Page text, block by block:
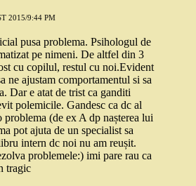
2015/9:44 PM
pusa problema. Psihologul de
pe nimeni. De altfel din 3
cu copilul, restul cu noi.Evident
ne ajustam comportamentul si sa
Dar e atat de trist ca ganditi
polemicile. Gandesc ca dc al
problema (de ex A dp nașterea lui
pot ajuta de un specialist sa
intern dc noi nu am reușit.
problemele:) imi pare rau ca
tragic